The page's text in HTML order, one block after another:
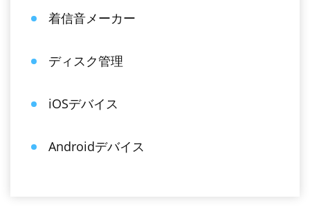
着信音メーカー
ディスク管理
iOSデバイス
Androidデバイス